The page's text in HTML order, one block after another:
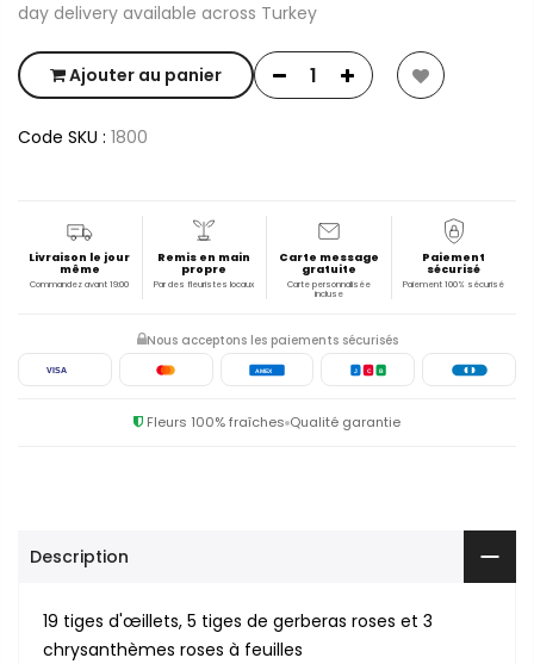
day delivery available across Turkey
Ajouter au panier
Code SKU : 1800
Livraison le jour
même
Commandez avant 19:00
Remis en main
propre
Par des fleuristes locaux
Carte message
gratuite
Carte personnalisée
incluse
Paiement
sécurisé
Paiement 100% sécurisé
Nous acceptons les paiements sécurisés
VISA AMEX J C B
Fleurs 100% fraîches Qualité garantie
Description
19 tiges d'œillets, 5 tiges de gerberas roses et 3
chrysanthèmes roses à feuilles